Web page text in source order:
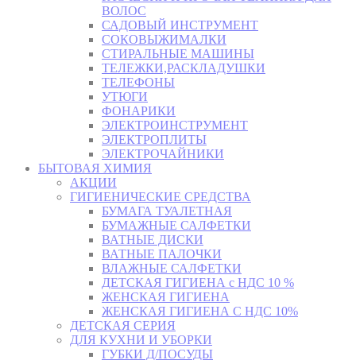
ВОЛОС
САДОВЫЙ ИНСТРУМЕНТ
СОКОВЫЖИМАЛКИ
СТИРАЛЬНЫЕ МАШИНЫ
ТЕЛЕЖКИ,РАСКЛАДУШКИ
ТЕЛЕФОНЫ
УТЮГИ
ФОНАРИКИ
ЭЛЕКТРОИНСТРУМЕНТ
ЭЛЕКТРОПЛИТЫ
ЭЛЕКТРОЧАЙНИКИ
БЫТОВАЯ ХИМИЯ
АКЦИИ
ГИГИЕНИЧЕСКИЕ СРЕДСТВА
БУМАГА ТУАЛЕТНАЯ
БУМАЖНЫЕ САЛФЕТКИ
ВАТНЫЕ ДИСКИ
ВАТНЫЕ ПАЛОЧКИ
ВЛАЖНЫЕ САЛФЕТКИ
ДЕТСКАЯ ГИГИЕНА с НДС 10 %
ЖЕНСКАЯ ГИГИЕНА
ЖЕНСКАЯ ГИГИЕНА С НДС 10%
ДЕТСКАЯ СЕРИЯ
ДЛЯ КУХНИ И УБОРКИ
ГУБКИ Д/ПОСУДЫ